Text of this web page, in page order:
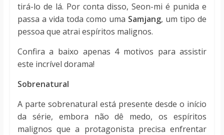
tirá-lo de lá. Por conta disso, Seon-mi é punida e
passa a vida toda como uma Samjang, um tipo de
pessoa que atrai espíritos malignos.
Confira a baixo apenas 4 motivos para assistir
este incrível dorama!
Sobrenatural
A parte sobrenatural está presente desde o início
da série, embora não dê medo, os espíritos
malignos que a protagonista precisa enfrentar